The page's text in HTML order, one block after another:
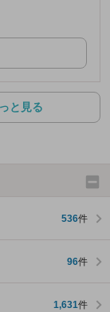
と見る
536件
96件
1,631件